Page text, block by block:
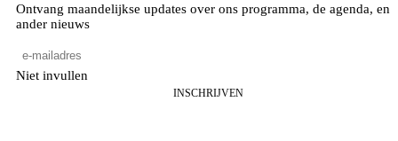
Ontvang maandelijkse updates over ons programma, de agenda, en
ander nieuws
Niet invullen
INSCHRIJVEN